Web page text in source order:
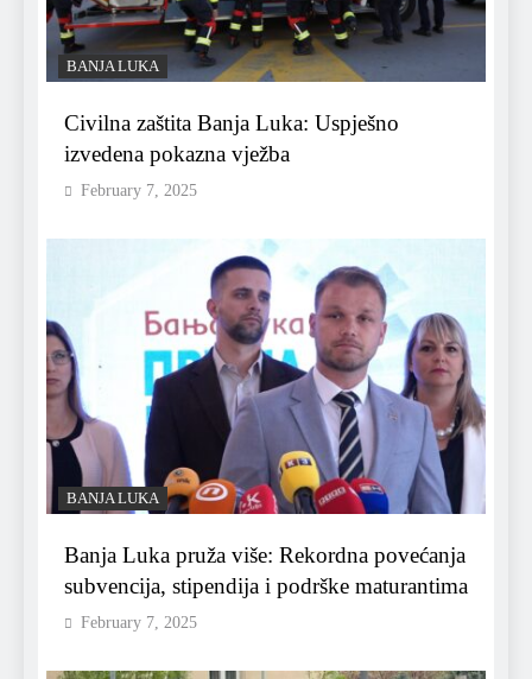
BANJA LUKA
Civilna zaštita Banja Luka: Uspješno
izvedena pokazna vježba
February 7, 2025
BANJA LUKA
Banja Luka pruža više: Rekordna povećanja
subvencija, stipendija i podrške maturantima
February 7, 2025